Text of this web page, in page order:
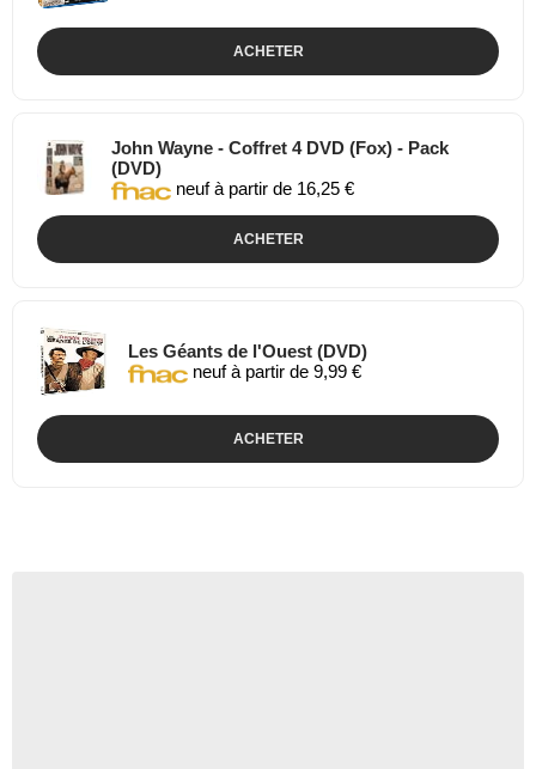
ACHETER
John Wayne - Coffret 4 DVD (Fox) - Pack
(DVD)
neuf à partir de 16,25 €
ACHETER
Les Géants de l'Ouest (DVD)
neuf à partir de 9,99 €
ACHETER